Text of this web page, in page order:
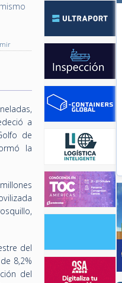
a
de
la
del
8,2%
del